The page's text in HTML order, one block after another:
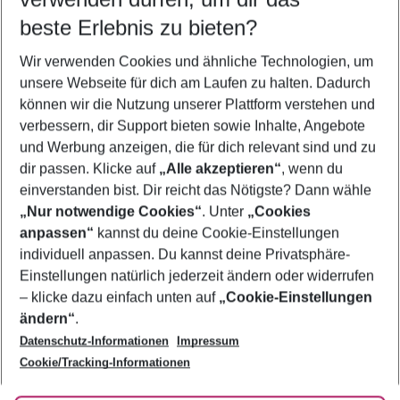
Frübucher Angebote San Miguel de Abona für 2026
Pauschalreisen San Miguel de Abona
Flug & Hotel San Miguel de Abona
Urlaub San Miguel de Abona
Familienurlaub San Miguel de Abona
Footer
Footer navigation
Über uns
AGB
Bestpreisgarantie
Cookie-Einstellungen ändern
Cookie-Richtlinie
Agenturbetreuung
Barrierefreies Reisen
Folge uns
beste Erlebnis zu bieten?
Wir verwenden Cookies und ähnliche Technologien, um
unsere Webseite für dich am Laufen zu halten. Dadurch
können wir die Nutzung unserer Plattform verstehen und
verbessern, dir Support bieten sowie Inhalte, Angebote
und Werbung anzeigen, die für dich relevant sind und zu
dir passen. Klicke auf „Alle akzeptieren“, wenn du
einverstanden bist. Dir reicht das Nötigste? Dann wähle
„Nur notwendige Cookies“. Unter „Cookies
anpassen“ kannst du deine Cookie-Einstellungen
individuell anpassen. Du kannst deine Privatsphäre-
Einstellungen natürlich jederzeit ändern oder widerrufen
– klicke dazu einfach unten auf „Cookie-Einstellungen
ändern“.
Datenschutz-Informationen
Impressum
Cookie/Tracking-Informationen